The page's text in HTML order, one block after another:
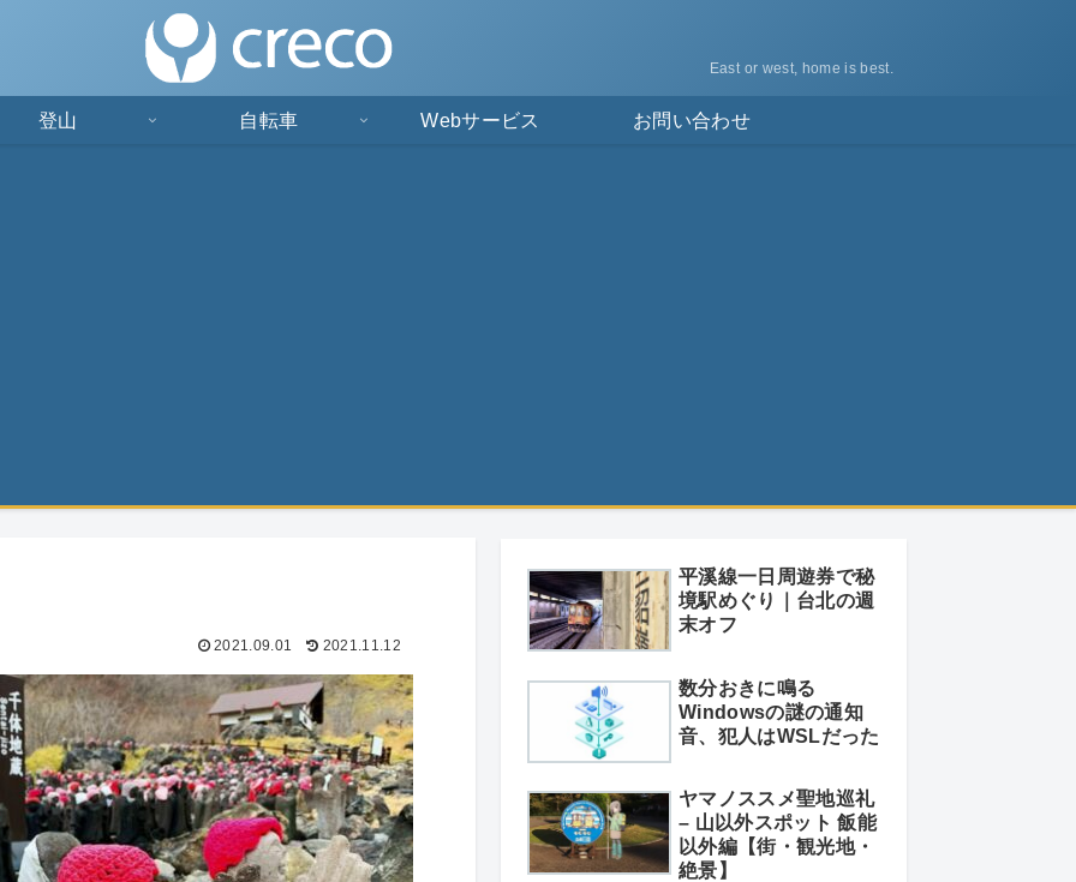
East or west, home is best.
登山 自転車 Webサービス お問い合わせ
2021.09.01 2021.11.12
平溪線一日周遊券で秘
境駅めぐり｜台北の週
末オフ
数分おきに鳴る
Windowsの謎の通知
音、犯人はWSLだった
ヤマノススメ聖地巡礼
– 山以外スポット 飯能
以外編【街・観光地・
絶景】